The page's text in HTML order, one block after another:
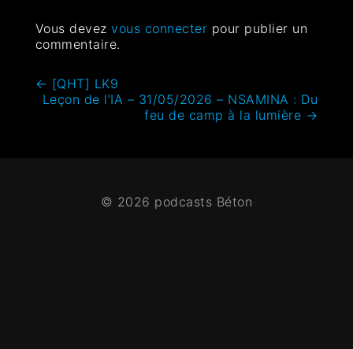
Vous devezvous connecter pour publier un
commentaire.
← [QHT] LK9
Leçon de l’IA – 31/05/2026 – NSAMINA : Du
feu de camp à la lumière →
© 2026 podcasts Béton